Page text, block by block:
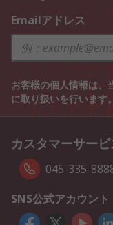
Emailアドレス
お客様の個人情報は、
に取り扱いを行います。
カスタマーサービ
045-335-
SNS公式アカウント